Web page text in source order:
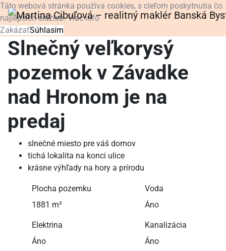
Táto webová stránka používa cookies, s cieľom poskytnutia čo
najlepších služieb.Viac info
ZakázaťSúhlasím
Slnečný veľkorysý
pozemok v Závadke
nad Hronom je na
predaj
slnečné miesto pre váš domov
tichá lokalita na konci ulice
krásne výhľady na hory a prírodu
Plocha pozemku
1881 m²
Voda
Áno
Elektrina
Áno
Kanalizácia
Áno